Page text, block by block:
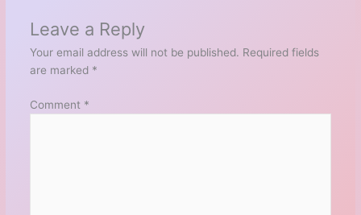
Leave a Reply
Your email address will not be published. Required fields
are marked *
Comment *